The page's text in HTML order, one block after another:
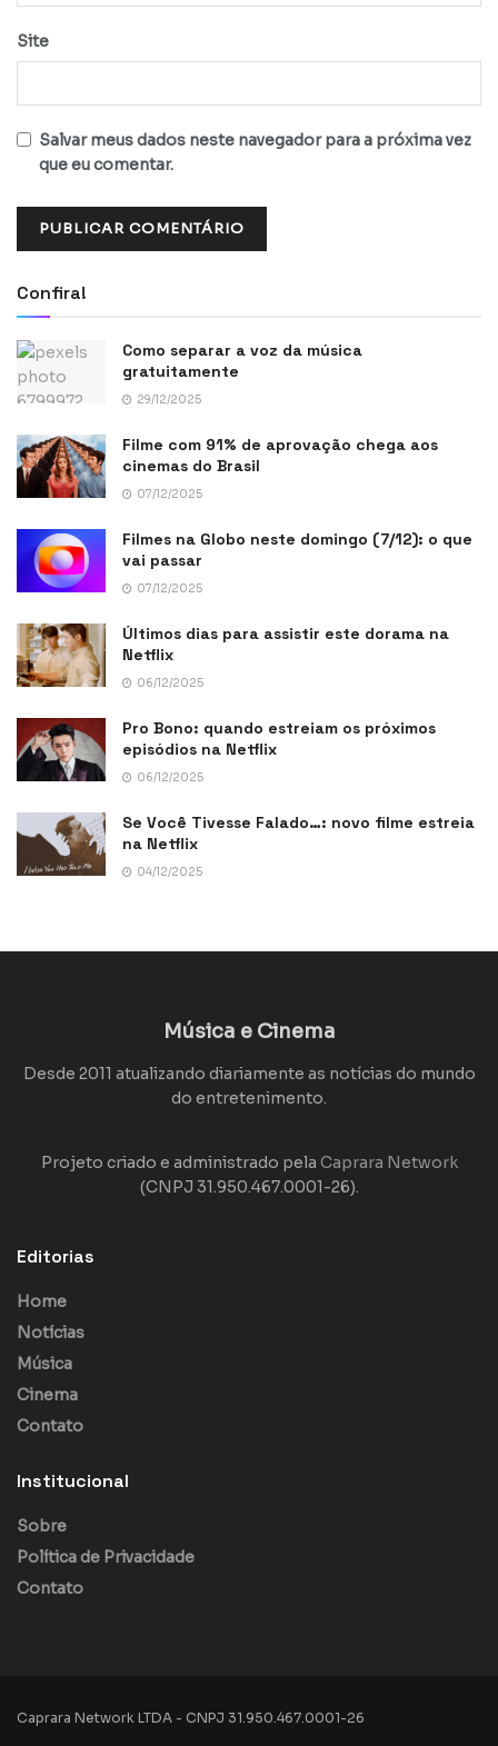
Site
Salvar meus dados neste navegador para a próxima vez
que eu comentar.
Confira!
Como separar a voz da música
gratuitamente
29/12/2025
Filme com 91% de aprovação chega aos
cinemas do Brasil
07/12/2025
Filmes na Globo neste domingo (7/12): o que
vai passar
07/12/2025
Últimos dias para assistir este dorama na
Netflix
06/12/2025
Pro Bono: quando estreiam os próximos
episódios na Netflix
06/12/2025
Se Você Tivesse Falado…: novo filme estreia
na Netflix
04/12/2025
Música e Cinema
Desde 2011 atualizando diariamente as notícias do mundo
do entretenimento.
Projeto criado e administrado pela Caprara Network
(CNPJ 31.950.467.0001-26).
Editorias
Home
Notícias
Música
Cinema
Contato
Institucional
Sobre
Política de Privacidade
Contato
Caprara Network LTDA - CNPJ 31.950.467.0001-26